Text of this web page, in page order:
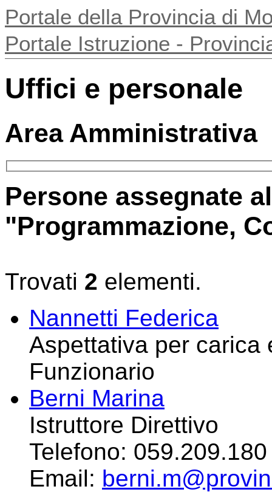
Portale della Provincia di
Portale Istruzione -
Uffici e personale
Area Amministrativa
Persone assegnate
"Programmazione,
Trovati 2 elementi.
Nannetti Federica
Aspettativa per carica
Funzionario
Berni Marina
Istruttore Direttivo
Telefono: 059.209.180
Email: